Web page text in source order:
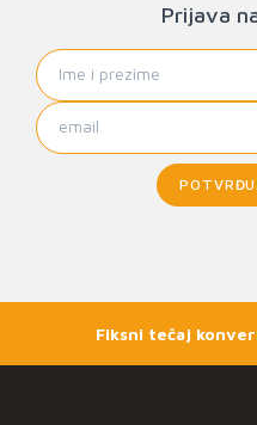
Prijava
Fiksni tečaj